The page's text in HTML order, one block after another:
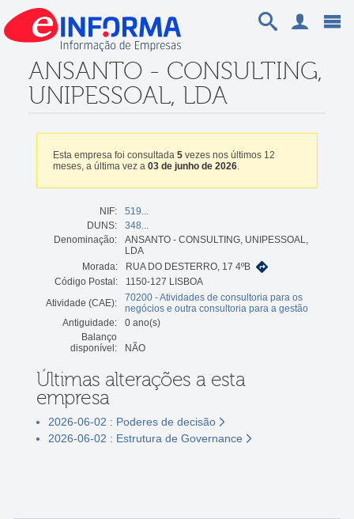
ANSANTO - CONSULTING,
UNIPESSOAL, LDA
Esta empresa foi consultada 5vezes nos últimos 12
meses, a última vez a 03 de junho de 2026.
NIF:
519...
DUNS:
348...
Denominação:
ANSANTO - CONSULTING, UNIPESSOAL,
LDA
Morada:
RUA DO DESTERRO, 17 4ºB
Código Postal:
1150-127 LISBOA
Atividade (CAE):
70200 - Atividades de consultoria para os
negócios e outra consultoria para a gestão
Antiguidade:
0 ano(s)
Balanço
disponível:
NÃO
Últimas alterações a esta
empresa
2026-06-02 : Poderes de decisão
2026-06-02 : Estrutura de Governance